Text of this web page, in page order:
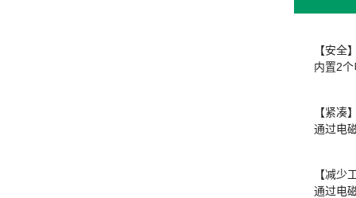
【安全
内置2
【紧凑
通过电
【减少
通过电